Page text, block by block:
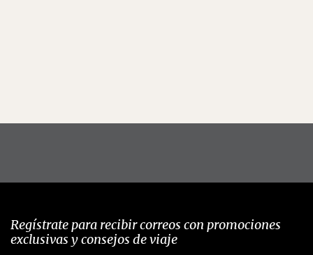
Regístrate para recibir correos con promociones
exclusivas y consejos de viaje